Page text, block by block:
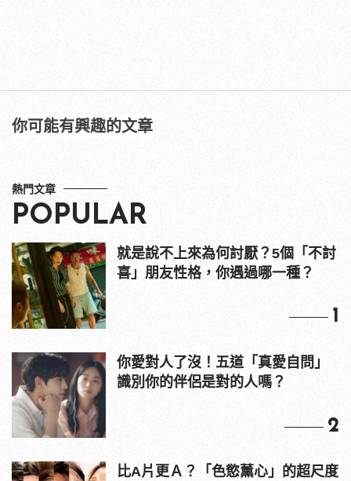
你可能有興趣的文章
熱門文章
POPULAR
就是說不上來為何討厭？5個「不討
喜」朋友性格，你遇過哪一種？
1
你愛對人了沒！五道「真愛自問」
識別你的伴侶是對的人嗎？
2
比A片更Ａ？「色慾薰心」的超尺度